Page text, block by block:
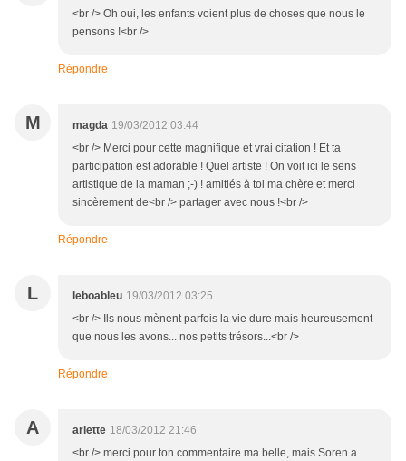
<br /> Oh oui, les enfants voient plus de choses que nous le
pensons !<br />
Répondre
M magda 19/03/2012 03:44
<br /> Merci pour cette magnifique et vrai citation ! Et ta
participation est adorable ! Quel artiste ! On voit ici le sens
artistique de la maman ;-) ! amitiés à toi ma chère et merci
sincèrement de<br /> partager avec nous !<br />
Répondre
L leboableu 19/03/2012 03:25
<br /> Ils nous mènent parfois la vie dure mais heureusement
que nous les avons... nos petits trésors...<br />
Répondre
A arlette 18/03/2012 21:46
<br /> merci pour ton commentaire ma belle, mais Soren a